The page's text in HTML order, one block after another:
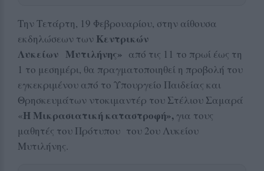
Την Τετάρτη, 19 Φεβρουαρίου, στην αίθουσα
εκδηλώσεων των Κεντρικών
Λυκείων Μυτιλήνης» από τις 11 το πρωί έως τη
1 το μεσημέρι, θα πραγματοποιηθεί η προβολή του
εγκεκριμένου από το Υπουργείο Παιδείας και
Θρησκευμάτων ντοκιμαντέρ του Στέλιου Σαμαρά
«Η Μικρασιατική καταστροφή», για τους
μαθητές του Πρότυπου του 2ου Λυκείου
Μυτιλήνης.